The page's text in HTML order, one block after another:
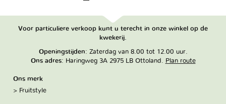
Voor particuliere verkoop kunt u terecht in onze winkel op de
kwekerij.
Openingstijden: Zaterdag van 8.00 tot 12.00 uur.
Ons adres: Haringweg 3A 2975 LB Ottoland. Plan route
Ons merk
Fruitstyle